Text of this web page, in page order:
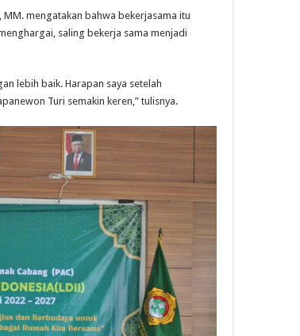
MM. mengatakan bahwa bekerjasama itu
saling bekerja sama menjadi
lebih baik. Harapan saya setelah
Turi semakin keren,” tulisnya.